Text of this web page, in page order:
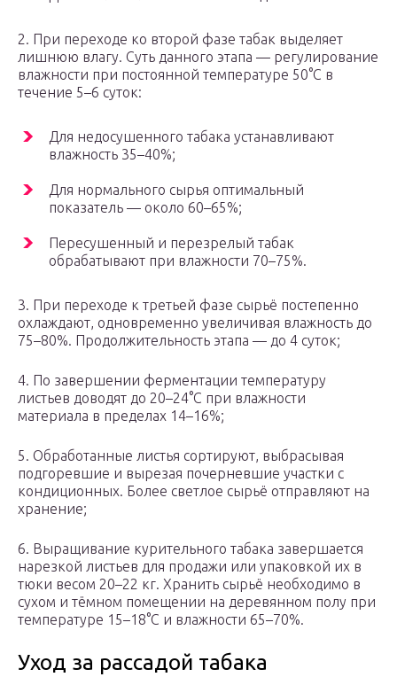
2. При переходе ко второй фазе табак выделяет
лишнюю влагу. Суть данного этапа — регулирование
влажности при постоянной температуре 50°С в
течение 5–6 суток:
Для недосушенного табака устанавливают
влажность 35–40%;
Для нормального сырья оптимальный
показатель — около 60–65%;
Пересушенный и перезрелый табак
обрабатывают при влажности 70–75%.
3. При переходе к третьей фазе сырьё постепенно
охлаждают, одновременно увеличивая влажность до
75–80%. Продолжительность этапа — до 4 суток;
4. По завершении ферментации температуру
листьев доводят до 20–24°С при влажности
материала в пределах 14–16%;
5. Обработанные листья сортируют, выбрасывая
подгоревшие и вырезая почерневшие участки с
кондиционных. Более светлое сырьё отправляют на
хранение;
6. Выращивание курительного табака завершается
нарезкой листьев для продажи или упаковкой их в
тюки весом 20–22 кг. Хранить сырьё необходимо в
сухом и тёмном помещении на деревянном полу при
температуре 15–18°С и влажности 65–70%.
Уход за рассадой табака